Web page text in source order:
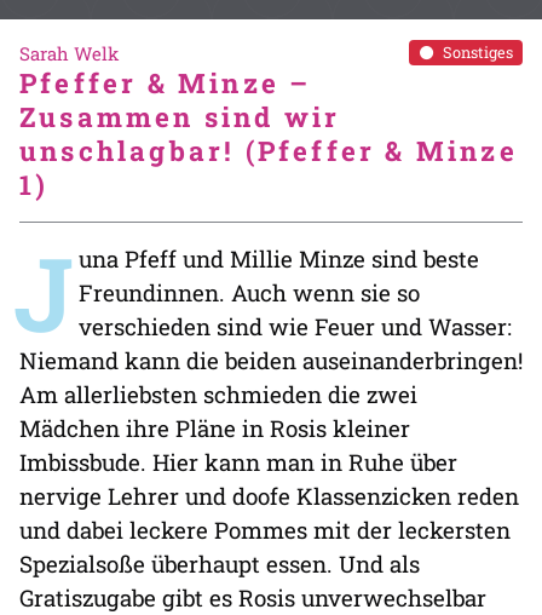
Sonstiges
Sarah Welk
Pfeffer & Minze –
Zusammen sind wir
unschlagbar! (Pfeffer & Minze
1)
J una Pfeff und Millie Minze sind beste
Freundinnen. Auch wenn sie so
verschieden sind wie Feuer und Wasser:
Niemand kann die beiden auseinanderbringen!
Am allerliebsten schmieden die zwei
Mädchen ihre Pläne in Rosis kleiner
Imbissbude. Hier kann man in Ruhe über
nervige Lehrer und doofe Klassenzicken reden
und dabei leckere Pommes mit der leckersten
Spezialsoße überhaupt essen. Und als
Gratiszugabe gibt es Rosis unverwechselbar